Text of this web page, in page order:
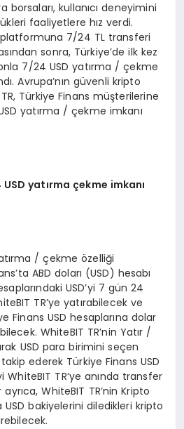
borsaları, kullanıcı deneyimini
faaliyetlere hız verdi.
7/24 TL transferi
sonra, Türkiye’de ilk kez
7/24 USD yatırma / çekme
Avrupa’nın güvenli kripto
Türkiye Finans müşterilerine
yatırma / çekme imkanı
yatırma çekme imkanı
/ çekme özelliği
ABD doları (USD) hesabı
USD’yi 7 gün 24
TR’ye yatırabilecek ve
Finans USD hesaplarına dolar
WhiteBIT TR’nin Yatır /
USD para birimini seçen
ederek Türkiye Finans USD
WhiteBIT TR’ye anında transfer
WhiteBIT TR’nin Kripto
bakiyelerini diledikleri kripto